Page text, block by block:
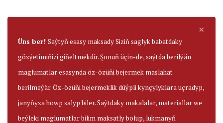
×
Üns ber! Saýtyň esasy maksady Siziň saglyk babatdaky
gözýetimiňizi giňeltmekdir. Şonuň üçin-de, saýtda berilýän
maglumatlar esasynda öz-özüňi bejermek maslahat
berilmeýär. Öz-özüňi bejermeklik düýpli kynçylyklara uçradyp,
janyňyza howp salyp biler. Saýtdaky makalalar, materiallar we
beýleki maglumatlar bilim maksatly bolup, lukmanyň